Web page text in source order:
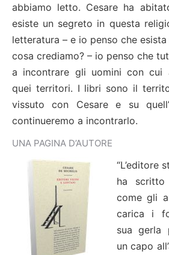
abbiamo letto. Cesare ha
esiste un segreto in questa
letteratura – e io penso che
cosa crediamo? – io penso che
a incontrare gli uomini con cui
quei territori. I libri sono il
vissuto con Cesare e su
continueremo a incontrarlo.
UNA PAGINA D’AUTORE
“L’editore
ha
come gli
carica i
sua gerla
un capo